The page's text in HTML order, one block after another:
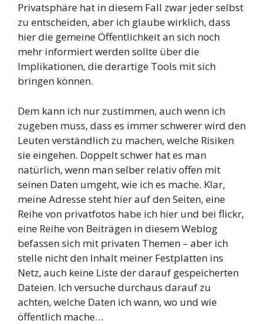
Privatsphäre hat in diesem Fall zwar jeder selbst
zu entscheiden, aber ich glaube wirklich, dass
hier die gemeine Öffentlichkeit an sich noch
mehr informiert werden sollte über die
Implikationen, die derartige Tools mit sich
bringen können.
Dem kann ich nur zustimmen, auch wenn ich
zugeben muss, dass es immer schwerer wird den
Leuten verständlich zu machen, welche Risiken
sie eingehen. Doppelt schwer hat es man
natürlich, wenn man selber relativ offen mit
seinen Daten umgeht, wie ich es mache. Klar,
meine Adresse steht hier auf den Seiten, eine
Reihe von privatfotos habe ich hier und bei flickr,
eine Reihe von Beiträgen in diesem Weblog
befassen sich mit privaten Themen – aber ich
stelle nicht den Inhalt meiner Festplatten ins
Netz, auch keine Liste der darauf gespeicherten
Dateien. Ich versuche durchaus darauf zu
achten, welche Daten ich wann, wo und wie
öffentlich mache…